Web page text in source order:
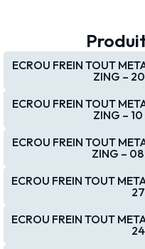
ECROU FREIN TOUT
ZING –
ECROU FREIN TOUT
ZING –
ECROU FREIN TOUT
ZING –
ECROU FREIN TOUT
27
ECROU FREIN TOUT
24